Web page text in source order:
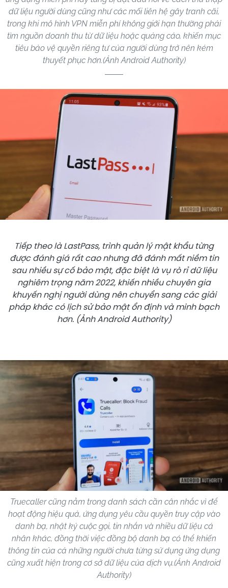
dữ liệu người dùng cũng như các mối liên hệ gây tranh cãi,
trong khi mô hình VPN miễn phí không giới hạn thường phải
tìm nguồn doanh thu từ dữ liệu hoặc quảng cáo, khiến mục
tiêu bảo vệ quyền riêng tư của người dùng trở nên kém
thuyết phục hơn.(Ảnh Android Authority)
Tiếp theo là LastPass, trình quản lý mật khẩu từng
được đánh giá rất cao nhưng đã đánh mất niềm tin
sau nhiều sự cố bảo mật, đặc biệt là vụ rò rỉ dữ liệu
nghiêm trọng năm 2022, khiến nhiều chuyên gia
khuyến nghị người dùng nên chuyển sang các giải
pháp khác có lịch sử bảo mật ổn định và minh bạch
hơn. (Ảnh Android Authority)
Truecaller cũng nằm trong danh sách cần cân nhắc vì để
hoạt động hiệu quả, ứng dụng yêu cầu quyền truy cập vào
danh bạ, nhật ký cuộc gọi, tin nhắn và nhiều dữ liệu cá
nhân khác, đồng thời việc đồng bộ danh bạ có thể khiến
thông tin của cả những người chưa từng sử dụng ứng dụng
cũng xuất hiện trong cơ sở dữ liệu của dịch vụ.(Ảnh Android
Authority)